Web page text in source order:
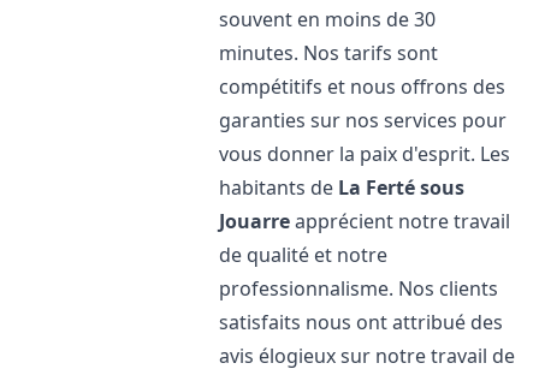
souvent en moins de 30
minutes. Nos tarifs sont
compétitifs et nous offrons des
garanties sur nos services pour
vous donner la paix d'esprit. Les
habitants de La Ferté sous
Jouarreapprécient notre travail
de qualité et notre
professionnalisme. Nos clients
satisfaits nous ont attribué des
avis élogieux sur notre travail de